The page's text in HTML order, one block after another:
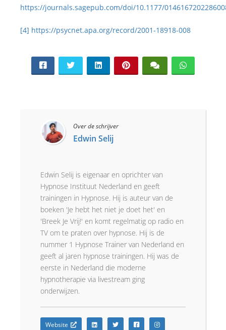
https://journals.sagepub.com/doi/10.1177/
[4] https://psycnet.apa.org/record/2001-18918-008
Over de schrijver
Edwin Selij
Edwin Selij is eigenaar en oprichter van
Hypnose Instituut Nederland en geeft
trainingen in Hypnose. Hij is auteur van de
boeken 'Je hebt het niet je doet het' en
'Breek Je Vrij!' en komt regelmatig op radio en
TV om te praten over hypnose. Hij is de
nummer 1 Hypnose Trainer van Nederland en
geeft al jaren hypnose trainingen. Hij was de
eerste in Nederland die moderne
hypnotherapie via livestream ging
onderwijzen.
Website